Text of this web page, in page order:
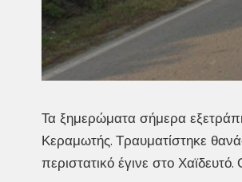
Τα ξημερώματα σήμερα
Κεραμωτής. Τραυματίστηκε
περιστατικό έγινε στο